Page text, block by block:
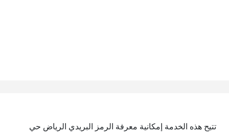
تتيح هذه الخدمة إمكانية معرفة الرمز البريدي الرياض حي